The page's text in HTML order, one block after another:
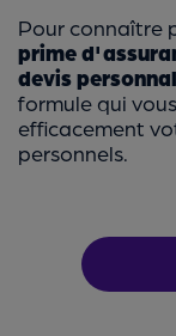
Pour connaître
prime
devis
formule qui
efficacement
personnels.